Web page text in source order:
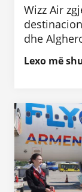
Wizz Air
dhe
Lexo më